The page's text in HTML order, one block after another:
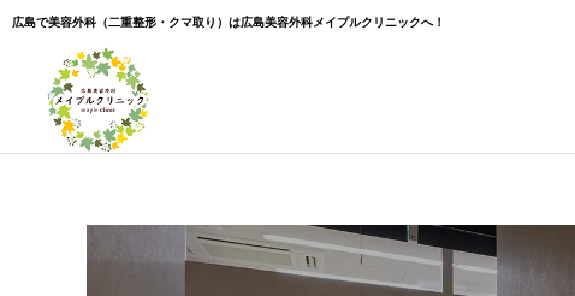
広島で美容外科（二重整形・クマ取り）は広島美容外科メイプルクリニックへ！